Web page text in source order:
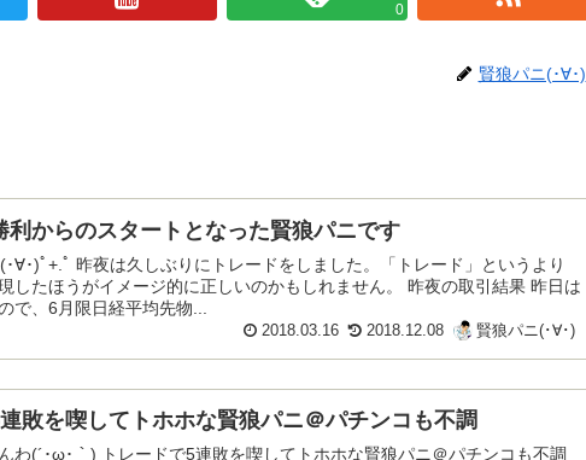
0
賢狼パニ(･∀･)
利からのスタートとなった賢狼パニです
ました。「トレード」というより
したほうがイメージ的に正しいのかもしれません。 昨夜の取引結果 昨日は
で、6月限日経平均先物...
2018.03.16 2018.12.08 賢狼パニ(･∀･)
連敗を喫してトホホな賢狼パニ＠パチンコも不調
てトホホな賢狼パニ＠パチンコも不調